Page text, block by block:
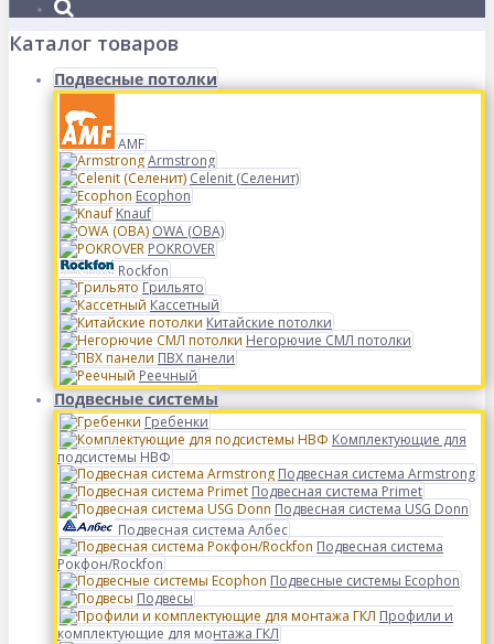
Каталог товаров
Подвесные потолки
AMF
Armstrong
Celenit (Селенит)
Ecophon
Knauf
OWA (ОВА)
POKROVER
Rockfon
Грильято
Кассетный
Китайские потолки
Негорючие СМЛ потолки
ПВХ панели
Реечный
Подвесные системы
Гребенки
Комплектующие для
подсистемы НВФ
Подвесная система Armstrong
Подвесная система Primet
Подвесная система USG Donn
Подвесная система Албес
Подвесная система
Рокфон/Rockfon
Подвесные системы Ecophon
Подвесы
Профили и
комплектующие для монтажа ГКЛ